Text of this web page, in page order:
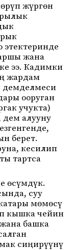
жүргөн
этектеринде
жана
ээ. Кадимки
жардам
демделмеси
ооруган
учукта)
алууну
берет.
кесилип
тартса
өсүмдүк.
суу
мөмөсү
кышка чейин
башка
сиңирүүнү